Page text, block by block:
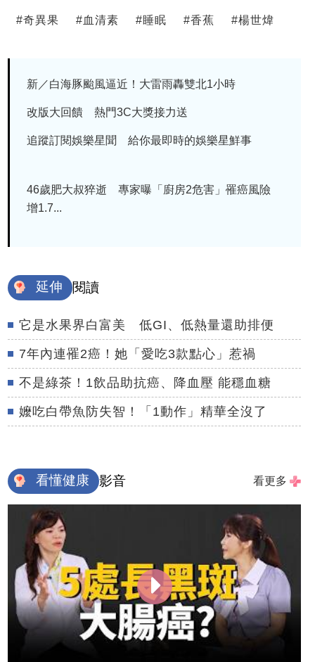
#奇異果 #血清素 #睡眠 #香蕉 #楊世煒
新／白海豚颱風逼近！大雷雨轟雙北1小時
改版大回饋 熱門3C大獎接力送
追蹤訂閱娛樂星聞 給你最即時的娛樂星鮮事
46歲肥大叔猝逝 專家曝「廚房2危害」罹癌風險
增1.7...
延伸 閱讀
它是水果界白富美 低GI、低熱量還助排便
7年內連罹2癌！她「愛吃3款點心」惹禍
不是綠茶！1飲品助抗癌、降血壓 能穩血糖
嬤吃白帶魚防失智！「1動作」精華全沒了
看懂健康 影音 看更多